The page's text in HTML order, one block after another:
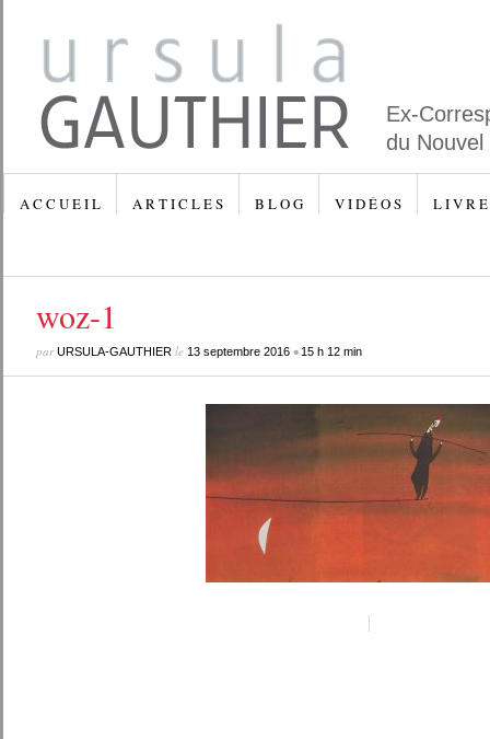
Ex-
du
A C C U E I L A R T I C L E S B L O G V I D É O S L I V R E
woz-1
parURSULA-GAUTHIERle 13 septembre 2016• 15 h 12 min